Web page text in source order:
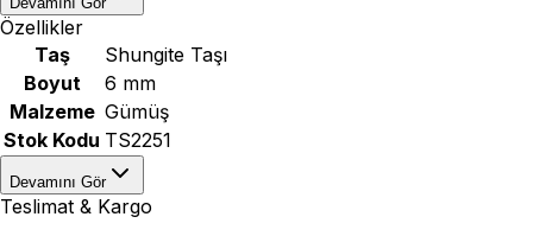
Özellikler
Taş
Shungite Taşı
Boyut
6 mm
Malzeme Gümüş
Stok Kodu TS2251
Devamını Gör
Teslimat & Kargo